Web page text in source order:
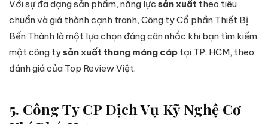
Với sự đa dạng sản phẩm, năng lực sản xuất theo tiêu
chuẩn và giá thành cạnh tranh, Công ty Cổ phần Thiết Bị
Bến Thành là một lựa chọn đáng cân nhắc khi bạn tìm kiếm
một công tysản xuất thang máng cáp tại TP. HCM, theo
đánh giá của Top Review Việt.
5. Công Ty CP Dịch Vụ Kỹ Nghệ Cơ